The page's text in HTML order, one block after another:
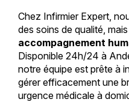
Chez Infirmier Expert,
des soins de qualité,
accompagnement
Disponible 24h/24 à
notre équipe est prête à
gérer efficacement une
urgence médicale à